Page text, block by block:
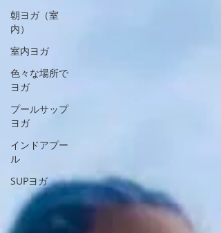
朝ヨガ（室
内）
室内ヨガ
色々な場所で
ヨガ
プールサップ
ヨガ
インドアプー
ル
SUPヨガ